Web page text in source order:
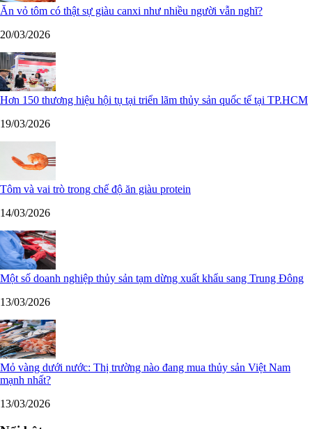
Ăn vỏ tôm có thật sự giàu canxi như nhiều người vẫn nghĩ?
20/03/2026
Hơn 150 thương hiệu hội tụ tại triển lãm thủy sản quốc tế tại TP.HCM
19/03/2026
Tôm và vai trò trong chế độ ăn giàu protein
14/03/2026
Một số doanh nghiệp thủy sản tạm dừng xuất khẩu sang Trung Đông
13/03/2026
Mỏ vàng dưới nước: Thị trường nào đang mua thủy sản Việt Nam
mạnh nhất?
13/03/2026